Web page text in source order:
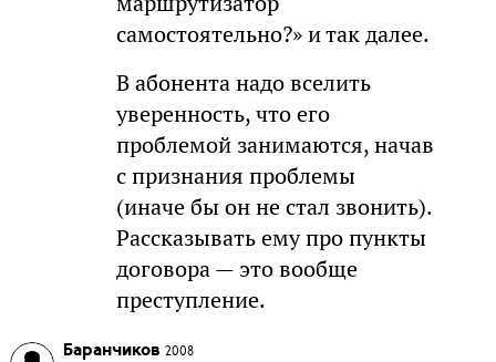
самостоятельно?» и так далее.
В абонента надо вселить
уверенность, что его
проблемой занимаются, начав
с признания проблемы
(иначе бы он не стал звонить).
Рассказывать ему про пункты
договора — это вообще
преступление.
Баранчиков 2008